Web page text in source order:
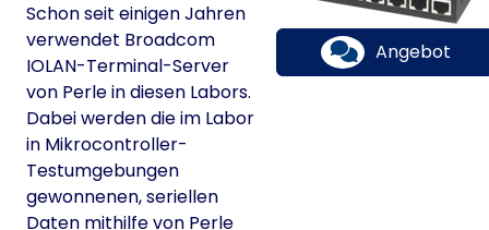
Schon seit einigen Jahren
verwendet Broadcom
IOLAN-Terminal-Server
von Perle in diesen Labors.
Dabei werden die im Labor
in Mikrocontroller-
Testumgebungen
gewonnenen, seriellen
Daten mithilfe von Perle
Angebot